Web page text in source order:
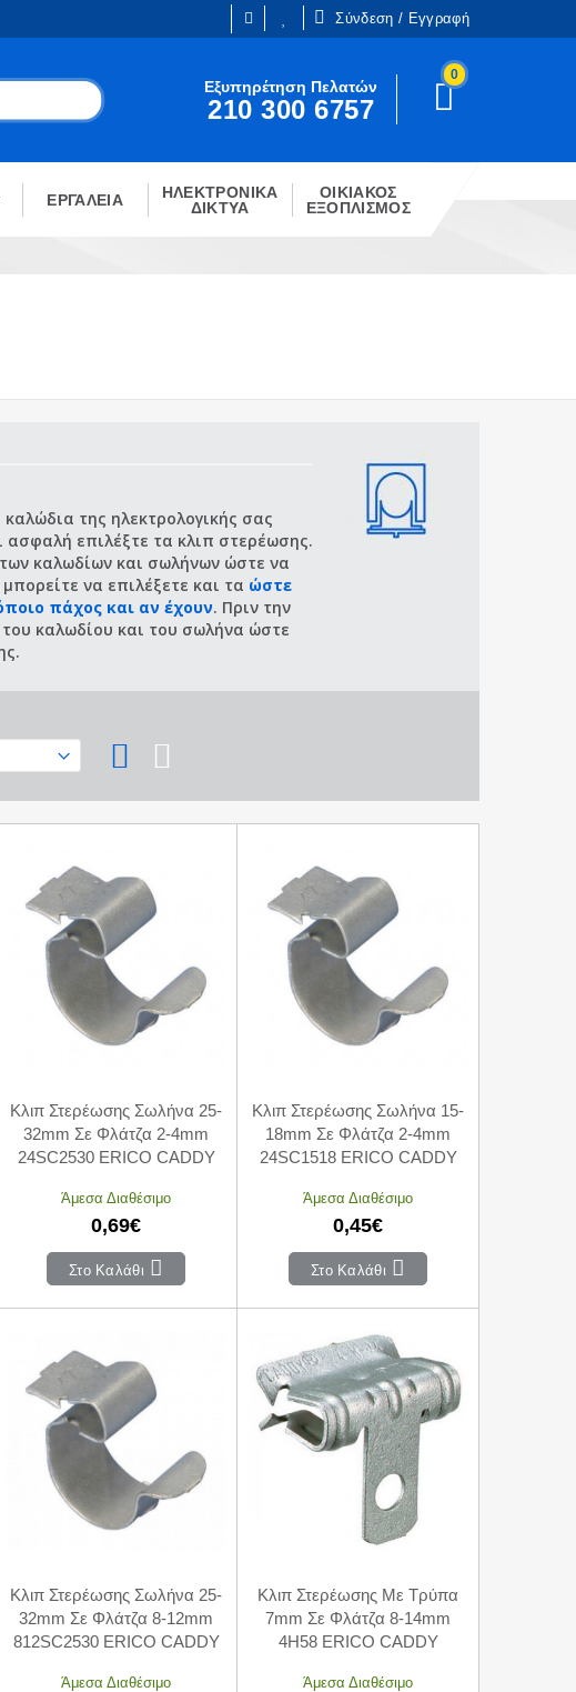
Σύνδεση / Εγγραφή
Είμαι ήδη πελάτης
ΣΎΝΔΕΣΗ
Εξυπηρέτηση Πελατών
210 300 6757
0
ΕΡΓΑΛΕΙΑ
ΗΛΕΚΤΡΟΝΙΚΑ
ΔΙΚΤΥΑ
ΟΙΚΙΑΚΟΣ
ΕΞΟΠΛΙΣΜΟΣ
της ηλεκτρολογικής σας
επιλέξτε τα κλιπ στερέωσης.
των καλωδίων και σωλήνων ώστε να
να επιλέξετε και τα ώστε
πάχος και αν έχουν. Πριν την
καλωδίου και του σωλήνα ώστε
Κλιπ Στερέωσης Σωλήνα 25-
32mm Σε Φλάτζα 2-4mm
24SC2530 ERICO CADDY
Άμεσα Διαθέσιμο
0,69€
Στο Καλάθι
Κλιπ Στερέωσης Σωλήνα 15-
18mm Σε Φλάτζα 2-4mm
24SC1518 ERICO CADDY
Άμεσα Διαθέσιμο
0,45€
Στο Καλάθι
Κλιπ Στερέωσης Σωλήνα 25-
32mm Σε Φλάτζα 8-12mm
812SC2530 ERICO CADDY
Άμεσα Διαθέσιμο
Κλιπ Στερέωσης Με Τρύπα
7mm Σε Φλάτζα 8-14mm
4H58 ERICO CADDY
Άμεσα Διαθέσιμο